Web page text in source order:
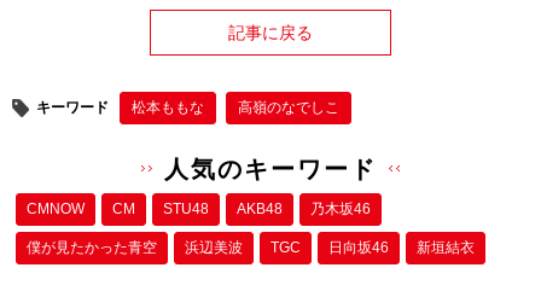
記事に戻る
キーワード 松本ももな 高嶺のなでしこ
人気のキーワード
CMNOW CM STU48 AKB48 乃木坂46
僕が⾒たかった⻘空 浜辺美波 TGC 日向坂46 新垣結衣